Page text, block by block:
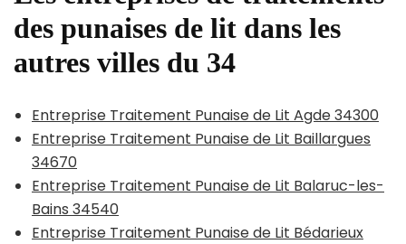
des punaises de lit dans les
autres villes du 34
Entreprise Traitement Punaise de Lit Agde 34300
Entreprise Traitement Punaise de Lit Baillargues
34670
Entreprise Traitement Punaise de Lit Balaruc-les-
Bains 34540
Entreprise Traitement Punaise de Lit Bédarieux